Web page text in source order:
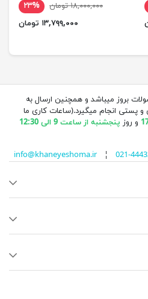
۱۸,۰۰۰,۰۰۰ تومان
۲۳%
۱۳,۷۹۹,۰۰۰ تومان
بروز میباشد و همچنین ارسال به
پستی انجام میگیرد.(ساعات کاری ما
و روز پنجشنبه از ساعت 9 الی 12:30
info@khaneyeshoma.ir¦ 021-